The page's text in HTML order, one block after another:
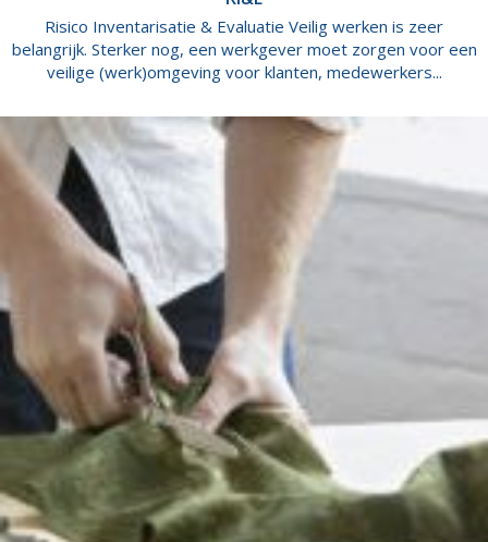
Risico Inventarisatie & Evaluatie Veilig werken is zeer
belangrijk. Sterker nog, een werkgever moet zorgen voor een
veilige (werk)omgeving voor klanten, medewerkers...